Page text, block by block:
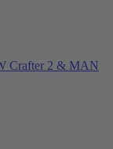
Crafter 2 & MAN